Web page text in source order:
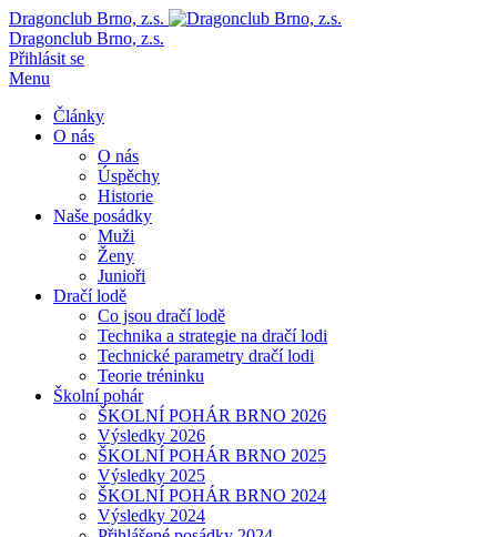
Dragonclub Brno, z.s.
Dragonclub Brno, z.s.
Přihlásit se
Menu
Články
O nás
O nás
Úspěchy
Historie
Naše posádky
Muži
Ženy
Junioři
Dračí lodě
Co jsou dračí lodě
Technika a strategie na dračí lodi
Technické parametry dračí lodi
Teorie tréninku
Školní pohár
ŠKOLNÍ POHÁR BRNO 2026
Výsledky 2026
ŠKOLNÍ POHÁR BRNO 2025
Výsledky 2025
ŠKOLNÍ POHÁR BRNO 2024
Výsledky 2024